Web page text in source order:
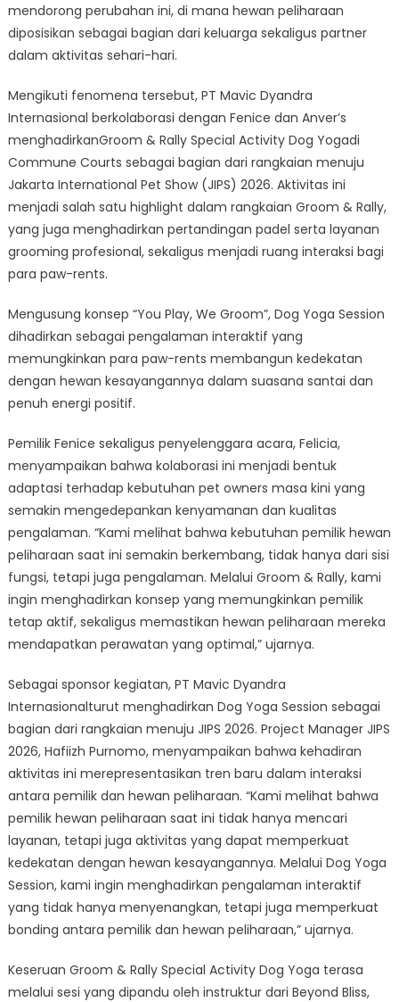
mendorong perubahan ini, di mana hewan peliharaan
diposisikan sebagai bagian dari keluarga sekaligus partner
dalam aktivitas sehari-hari.
Mengikuti fenomena tersebut, PT Mavic Dyandra
Internasional berkolaborasi dengan Fenice dan Anver’s
menghadirkanGroom & Rally Special Activity Dog Yogadi
Commune Courts sebagai bagian dari rangkaian menuju
Jakarta International Pet Show (JIPS) 2026. Aktivitas ini
menjadi salah satu highlight dalam rangkaian Groom & Rally,
yang juga menghadirkan pertandingan padel serta layanan
grooming profesional, sekaligus menjadi ruang interaksi bagi
para paw-rents.
Mengusung konsep “You Play, We Groom”, Dog Yoga Session
dihadirkan sebagai pengalaman interaktif yang
memungkinkan para paw-rents membangun kedekatan
dengan hewan kesayangannya dalam suasana santai dan
penuh energi positif.
Pemilik Fenice sekaligus penyelenggara acara, Felicia,
menyampaikan bahwa kolaborasi ini menjadi bentuk
adaptasi terhadap kebutuhan pet owners masa kini yang
semakin mengedepankan kenyamanan dan kualitas
pengalaman. “Kami melihat bahwa kebutuhan pemilik hewan
peliharaan saat ini semakin berkembang, tidak hanya dari sisi
fungsi, tetapi juga pengalaman. Melalui Groom & Rally, kami
ingin menghadirkan konsep yang memungkinkan pemilik
tetap aktif, sekaligus memastikan hewan peliharaan mereka
mendapatkan perawatan yang optimal,” ujarnya.
Sebagai sponsor kegiatan, PT Mavic Dyandra
Internasionalturut menghadirkan Dog Yoga Session sebagai
bagian dari rangkaian menuju JIPS 2026. Project Manager JIPS
2026, Hafiizh Purnomo, menyampaikan bahwa kehadiran
aktivitas ini merepresentasikan tren baru dalam interaksi
antara pemilik dan hewan peliharaan. “Kami melihat bahwa
pemilik hewan peliharaan saat ini tidak hanya mencari
layanan, tetapi juga aktivitas yang dapat memperkuat
kedekatan dengan hewan kesayangannya. Melalui Dog Yoga
Session, kami ingin menghadirkan pengalaman interaktif
yang tidak hanya menyenangkan, tetapi juga memperkuat
bonding antara pemilik dan hewan peliharaan,” ujarnya.
Keseruan Groom & Rally Special Activity Dog Yoga terasa
melalui sesi yang dipandu oleh instruktur dari Beyond Bliss,